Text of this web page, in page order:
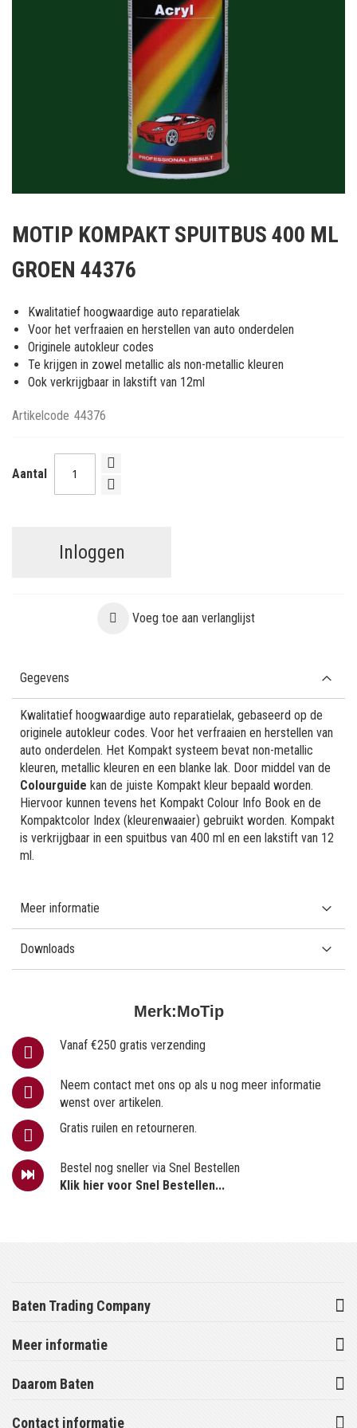
het
van
afbeeldingen-
gallerij
MOTIP KOMPAKT SPUITBUS 400 ML
GROEN 44376
Kwalitatief hoogwaardige auto reparatielak
Voor het verfraaien en herstellen van auto onderdelen
Originele autokleur codes
Te krijgen in zowel metallic als non-metallic kleuren
Ook verkrijgbaar in lakstift van 12ml
Artikelcode 44376
Aantal
Inloggen
Voeg toe aan verlanglijst
Merk:MoTip
Vanaf €250 gratis verzending
Neem contact met ons op als u nog meer informatie
wenst over artikelen.
Gratis ruilen en retourneren.
Bestel nog sneller via Snel Bestellen
Klik hier voor Snel Bestellen...
Gegevens
Kwalitatief hoogwaardige auto reparatielak, gebaseerd op de
originele autokleur codes. Voor het verfraaien en herstellen van
auto onderdelen. Het Kompakt systeem bevat non-metallic
kleuren, metallic kleuren en een blanke lak. Door middel van de
Colourguide kan de juiste Kompakt kleur bepaald worden.
Hiervoor kunnen tevens het Kompakt Colour Info Book en de
Kompaktcolor Index (kleurenwaaier) gebruikt worden. Kompakt
is verkrijgbaar in een spuitbus van 400 ml en een lakstift van 12
ml.
Meer informatie
Downloads
Baten Trading Company
Meer informatie
Daarom Baten
Contact informatie